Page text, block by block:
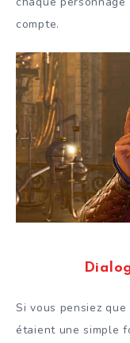
compte.
Si vous pensiez
étaient une simple